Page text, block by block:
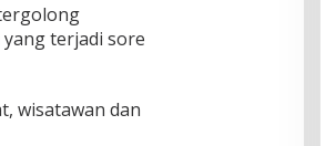
terjadi sore
wisatawan dan